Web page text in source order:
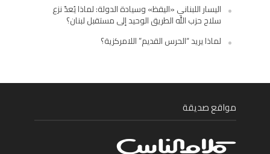
اليسار اللبناني «اليقظ» وسيادة الدولة: لماذا يُعدّ نزع
سلاح حزب الله الطريق الوحيد إلى مستقبل لبنان؟
لماذا يريد “الحرس القديم” اللامركزية؟
مواقع صديقة